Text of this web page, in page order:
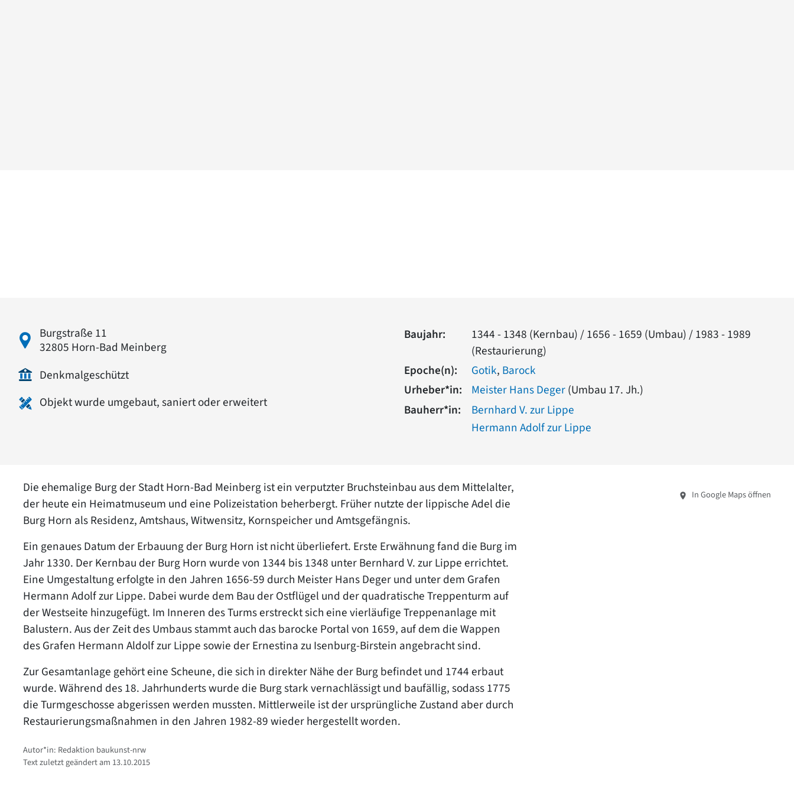
Burgstraße 11
32805 Horn-Bad Meinberg
Denkmalgeschützt
Objekt wurde umgebaut, saniert oder erweitert
Baujahr:
1344 - 1348 (Kernbau) / 1656 - 1659 (Umbau) / 1983 - 1989
(Restaurierung)
Epoche(n):
Gotik, Barock
Urheber*in:
Meister Hans Deger(Umbau 17. Jh.)
Bauherr*in:
Bernhard V. zur Lippe
Hermann Adolf zur Lippe
Die ehemalige Burg der Stadt Horn-Bad Meinberg ist ein verputzter Bruchsteinbau aus dem Mittelalter,
der heute ein Heimatmuseum und eine Polizeistation beherbergt. Früher nutzte der lippische Adel die
Burg Horn als Residenz, Amtshaus, Witwensitz, Kornspeicher und Amtsgefängnis.
Ein genaues Datum der Erbauung der Burg Horn ist nicht überliefert. Erste Erwähnung fand die Burg im
Jahr 1330. Der Kernbau der Burg Horn wurde von 1344 bis 1348 unter Bernhard V. zur Lippe errichtet.
Eine Umgestaltung erfolgte in den Jahren 1656-59 durch Meister Hans Deger und unter dem Grafen
Hermann Adolf zur Lippe. Dabei wurde dem Bau der Ostflügel und der quadratische Treppenturm auf
der Westseite hinzugefügt. Im Inneren des Turms erstreckt sich eine vierläufige Treppenanlage mit
Balustern. Aus der Zeit des Umbaus stammt auch das barocke Portal von 1659, auf dem die Wappen
des Grafen Hermann Aldolf zur Lippe sowie der Ernestina zu Isenburg-Birstein angebracht sind.
Zur Gesamtanlage gehört eine Scheune, die sich in direkter Nähe der Burg befindet und 1744 erbaut
wurde. Während des 18. Jahrhunderts wurde die Burg stark vernachlässigt und baufällig, sodass 1775
die Turmgeschosse abgerissen werden mussten. Mittlerweile ist der ursprüngliche Zustand aber durch
Restaurierungsmaßnahmen in den Jahren 1982-89 wieder hergestellt worden.
Autor*in: Redaktion baukunst-nrw
Text zuletzt geändert am 13.10.2015
In Google Maps öffnen